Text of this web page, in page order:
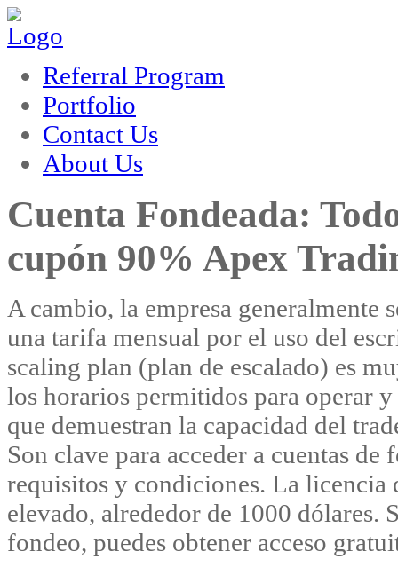
hacklink
Referral Program
Portfolio
Contact Us
About Us
Cuenta Fondeada:
cupón 90% Apex
A cambio, la empresa generalmente
una tarifa mensual por el uso del
scaling plan (plan de escalado) es
los horarios permitidos para operar
que demuestran la capacidad del
Son clave para acceder a cuentas
requisitos y condiciones. La licencia
elevado, alrededor de 1000 dólares.
fondeo, puedes obtener acceso